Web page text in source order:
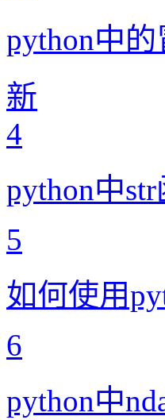
python中
新
4
python中
5
如何使用
6
python中